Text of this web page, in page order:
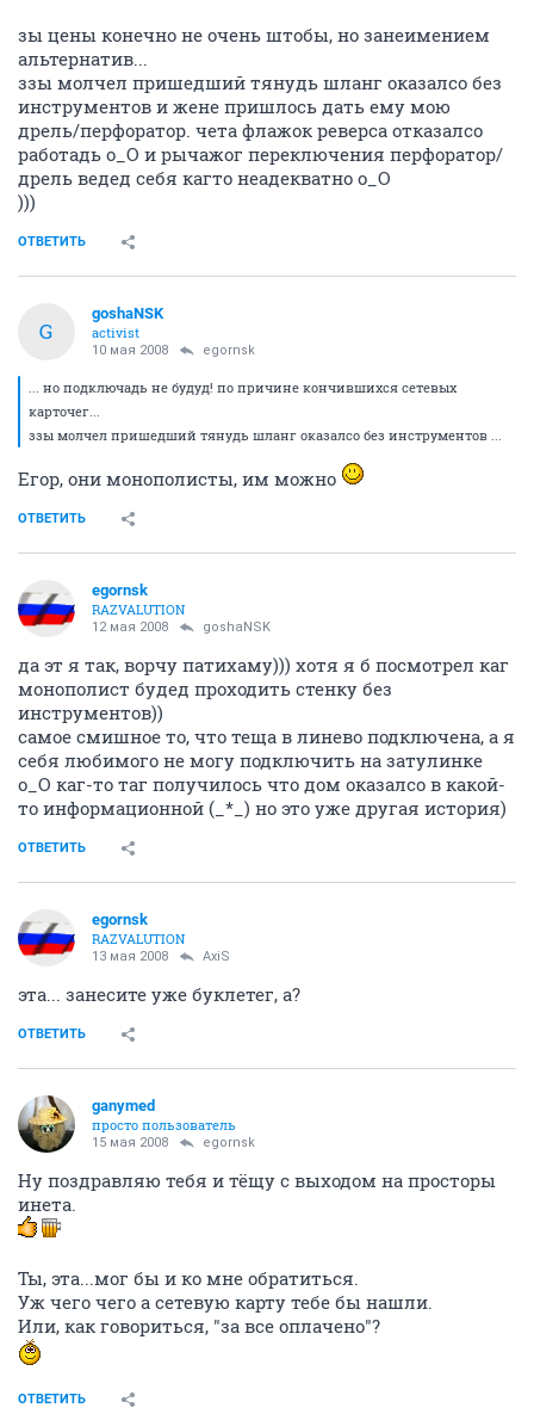
зы цены конечно не очень штобы, но занеимением
альтернатив...
ззы молчел пришедший тянудь шланг оказалсо без
инструментов и жене пришлось дать ему мою
дрель/перфоратор. чета флажок реверса отказалсо
работадь о_О и рычажог переключения перфоратор/
дрель ведед себя кагто неадекватно о_О
)))
ОТВЕТИТЬ
G
goshaNSK
activist
10 мая 2008 egornsk
... но подключадь не будуд! по причине кончившихся сетевых
карточег...
ззы молчел пришедший тянудь шланг оказалсо без инструментов ...
Егор, они монополисты, им можно
ОТВЕТИТЬ
egornsk
RAZVALUTION
12 мая 2008 goshaNSK
да эт я так, ворчу патихаму))) хотя я б посмотрел каг
монополист будед проходить стенку без
инструментов))
самое смишное то, что теща в линево подключена, а я
себя любимого не могу подключить на затулинке
о_О каг-то таг получилось что дом оказалсо в какой-
то информационной (_*_) но это уже другая история)
ОТВЕТИТЬ
egornsk
RAZVALUTION
13 мая 2008 AxiS
эта... занесите уже буклетег, а?
ОТВЕТИТЬ
ganymed
просто пользователь
15 мая 2008 egornsk
Ну поздравляю тебя и тёщу с выходом на просторы
инета.
Ты, эта...мог бы и ко мне обратиться.
Уж чего чего а сетевую карту тебе бы нашли.
Или, как говориться, "за все оплачено"?
ОТВЕТИТЬ